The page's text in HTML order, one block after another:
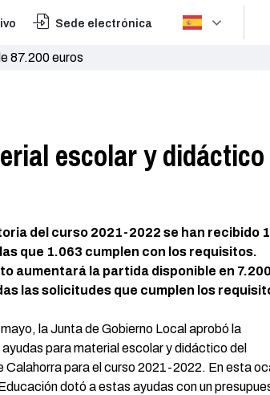
Sede electrónica
87.200 euros
escolar y didáctico
del curso 2021-2022 se han recibido
que 1.063 cumplen con los requisitos.
aumentará la partida disponible en
las solicitudes que cumplen los
la Junta de Gobierno Local aprobó la
para material escolar y didáctico del
Calahorra para el curso 2021-2022. En esta
dotó a estas ayudas con un